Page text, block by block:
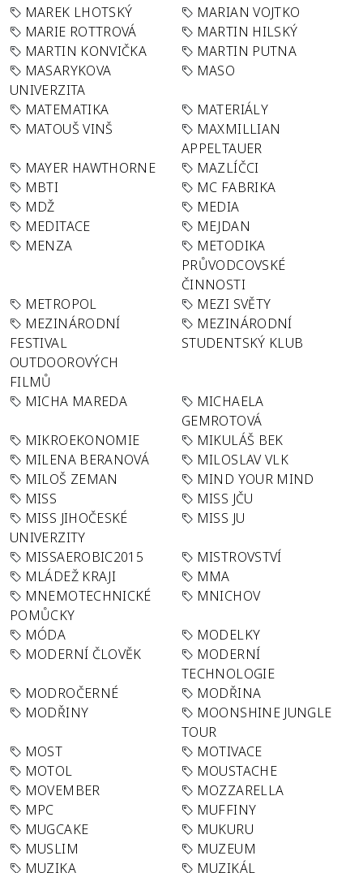
MAREK LHOTSKÝ
MARIAN VOJTKO
MARIE ROTTROVÁ
MARTIN HILSKÝ
MARTIN KONVIČKA
MARTIN PUTNA
MASARYKOVA
UNIVERZITA
MASO
MATEMATIKA
MATERIÁLY
MATOUŠ VINŠ
MAXMILLIAN
APPELTAUER
MAYER HAWTHORNE
MAZLÍČCI
MBTI
MC FABRIKA
MDŽ
MEDIA
MEDITACE
MEJDAN
MENZA
METODIKA
PRŮVODCOVSKÉ
ČINNOSTI
METROPOL
MEZI SVĚTY
MEZINÁRODNÍ
FESTIVAL
OUTDOOROVÝCH
FILMŮ
MEZINÁRODNÍ
STUDENTSKÝ KLUB
MICHA MAREDA
MICHAELA
GEMROTOVÁ
MIKROEKONOMIE
MIKULÁŠ BEK
MILENA BERANOVÁ
MILOSLAV VLK
MILOŠ ZEMAN
MIND YOUR MIND
MISS
MISS JČU
MISS JIHOČESKÉ
UNIVERZITY
MISS JU
MISSAEROBIC2015
MISTROVSTVÍ
MLÁDEŽ KRAJI
MMA
MNEMOTECHNICKÉ
POMŮCKY
MNICHOV
MÓDA
MODELKY
MODERNÍ ČLOVĚK
MODERNÍ
TECHNOLOGIE
MODROČERNÉ
MODŘINA
MODŘINY
MOONSHINE JUNGLE
TOUR
MOST
MOTIVACE
MOTOL
MOUSTACHE
MOVEMBER
MOZZARELLA
MPC
MUFFINY
MUGCAKE
MUKURU
MUSLIM
MUZEUM
MUZIKA
MUZIKÁL